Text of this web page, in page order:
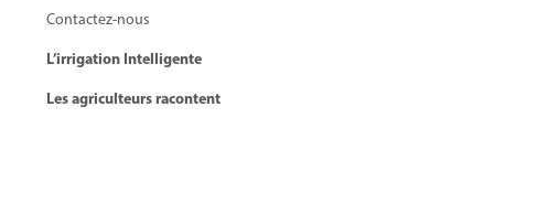
Contactez-nous
L’irrigation Intelligente
Les agriculteurs racontent